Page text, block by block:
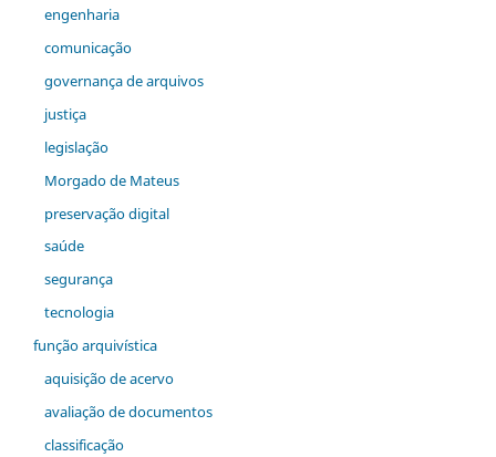
engenharia
comunicação
governança de arquivos
justiça
legislação
Morgado de Mateus
preservação digital
saúde
segurança
tecnologia
função arquivística
aquisição de acervo
avaliação de documentos
classificação